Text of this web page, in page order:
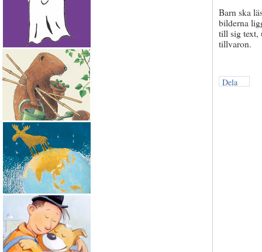
Barn ska
bilderna
till sig text,
tillvaron.
Dela